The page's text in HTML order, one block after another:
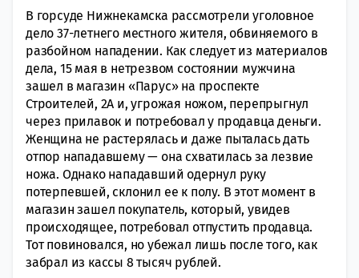
В горсуде Нижнекамска рассмотрели уголовное
дело 37-летнего местного жителя, обвиняемого в
разбойном нападении. Как следует из материалов
дела, 15 мая в нетрезвом состоянии мужчина
зашел в магазин «Парус» на проспекте
Строителей, 2А и, угрожая ножом, перепрыгнул
через прилавок и потребовал у продавца деньги.
Женщина не растерялась и даже пыталась дать
отпор нападавшему — она схватилась за лезвие
ножа. Однако нападавший одернул руку
потерпевшей, склонил ее к полу. В этот момент в
магазин зашел покупатель, который, увидев
происходящее, потребовал отпустить продавца.
Тот повиновался, но убежал лишь после того, как
забрал из кассы 8 тысяч рублей.